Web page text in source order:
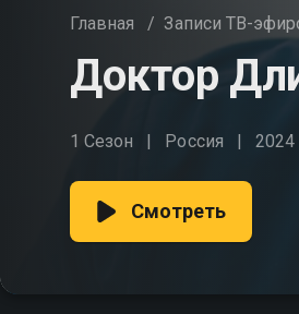
Главная / Записи ТВ-
Доктор
1 Сезон Россия 2024
Смотреть